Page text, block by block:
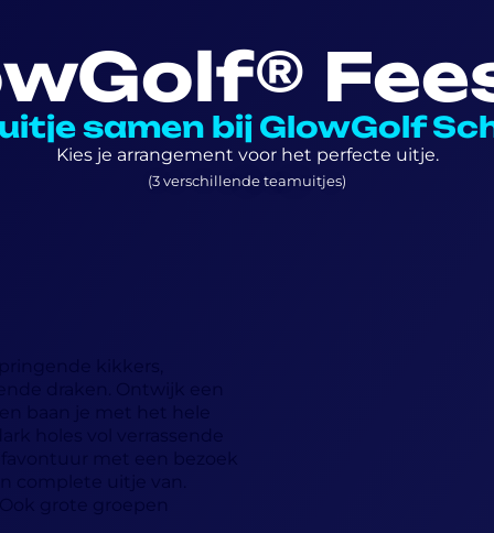
samen bij GlowGolf
Kies je arrangement voor het perfecte uitje.
(3 verschillende teamuitjes)
kikkers,
draken. Ontwijk een
baan je met het hele
holes vol verrassende
met een bezoek
complete uitje van.
grote groepen